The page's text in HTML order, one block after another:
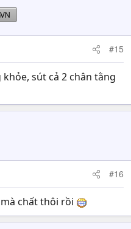
#15
sút cả 2 chân tằng
#16
chất thôi rồi